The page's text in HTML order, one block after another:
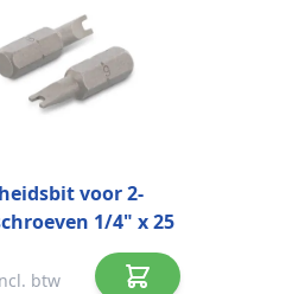
voor 2-
1/4" x 25
9109 CV-steel
stuks)
btw